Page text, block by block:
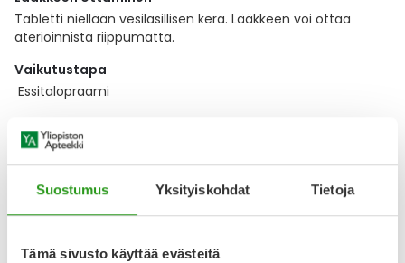
Suostumus Yksityiskohdat Tietoja
Tämä sivusto käyttää evästeitä
Tabletti niellään vesilasillisen kera. Lääkkeen voi ottaa
aterioinnista riippumatta.
Vaikutustapa
Essitalopraami
Lääkkeillä ja reseptillä ostetuilla tuotteilla ei ole